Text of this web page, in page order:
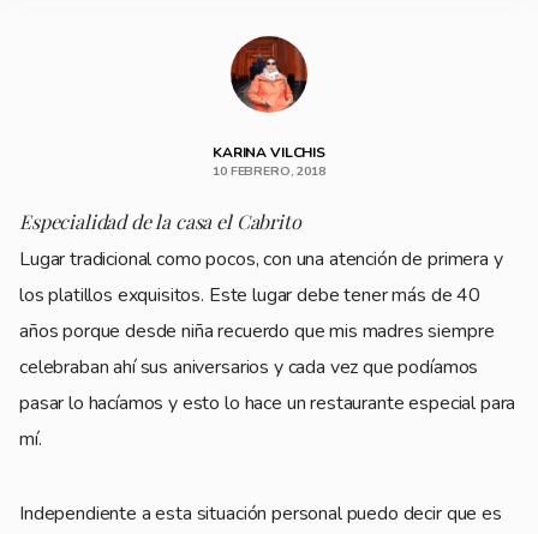
KARINA VILCHIS
10 FEBRERO, 2018
Especialidad de la casa el Cabrito
Lugar tradicional como pocos, con una atención de primera y
los platillos exquisitos. Este lugar debe tener más de 40
años porque desde niña recuerdo que mis madres siempre
celebraban ahí sus aniversarios y cada vez que podíamos
pasar lo hacíamos y esto lo hace un restaurante especial para
mí.
Independiente a esta situación personal puedo decir que es